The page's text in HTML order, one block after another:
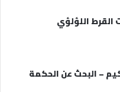
القرط اللؤلؤي
– البحث عن الحكمة